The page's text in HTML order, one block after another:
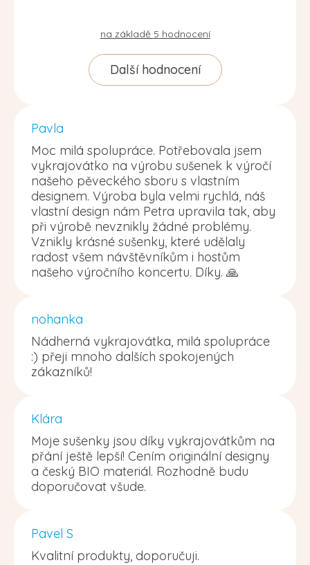
na základě 5 hodnocení
Další hodnocení
Pavla
Moc milá spolupráce. Potřebovala jsem
vykrajovátko na výrobu sušenek k výročí
našeho pěveckého sboru s vlastním
designem. Výroba byla velmi rychlá, náš
vlastní design nám Petra upravila tak, aby
při výrobě nevznikly žádné problémy.
Vznikly krásné sušenky, které udělaly
radost všem návštěvníkům i hostům
našeho výročního koncertu. Díky. 🙏
nohanka
Nádherná vykrajovátka, milá spolupráce
:) přeji mnoho dalších spokojených
zákazníků!
Klára
Moje sušenky jsou díky vykrajovátkům na
přání ještě lepší! Cením originální designy
a český BIO materiál. Rozhodně budu
doporučovat všude.
Pavel S
Kvalitní produkty, doporučuji.